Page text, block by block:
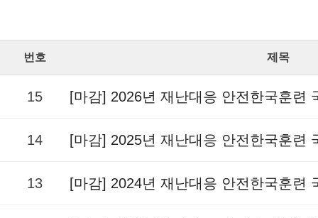
번호 제목
15 [마감] 2026년 재난대응 안전한국훈련
14 [마감] 2025년 재난대응 안전한국훈련
13 [마감] 2024년 재난대응 안전한국훈련